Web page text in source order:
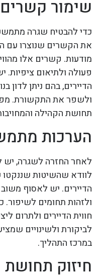
שימור
כדי להבטיח שגרה
את הקשרים שנוצרו עם
מודעות. קשרים אלו
פעולה ולתיאום
הדיירים, בהם ניתן
ולשפר את התקשורת.
תחושת הקהילה
הערכות
לאחר החזרה לשגרה, יש
לוודא שהשיטות
הדיירים. יש לאסוף
ולזהות תחומים
חווית הדיירים ולתרום
לביקורת ולשינויים
במרכז התהליך.
חיזוק